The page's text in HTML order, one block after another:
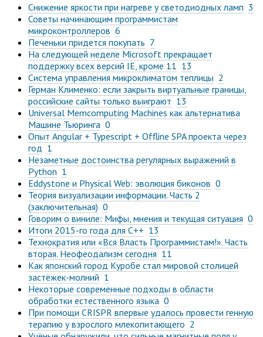
Снижение яркости при нагреве у светодиодных ламп 3
Советы начинающим программистам
микроконтроллеров 6
Печеньки придется покупать 7
На следующей неделе Microsoft прекращает
поддержку всех версий IE, кроме 11 13
Система управления микроклиматом теплицы 2
Герман Клименко: если закрыть виртуальные границы,
российские сайты только выиграют 13
Universal Memcomputing Machines как альтернатива
Машине Тьюринга 0
Опыт Angular + Typescript + Offline SPA проекта через
год 1
Незаметные достоинства регулярных выражений в
Python 1
Eddystone и Physical Web: эволюция биконов 0
Теория визуализации информации. Часть 2
(заключительная) 0
Говорим о виниле: Мифы, мнения и текущая ситуация 0
Итоги 2015-го года для C++ 13
Технократия или «Вся Власть Программистам!». Часть
вторая. Неофеодализм сегодня 11
Как японский город Куробе стал мировой столицей
застёжек-молний 1
Некоторые современные подходы в области
обработки естественного языка 0
При помощи CRISPR впервые удалось провести генную
терапию у взрослого млекопитающего 2